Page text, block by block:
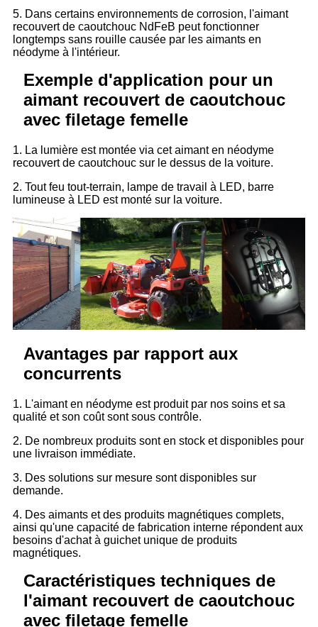
5. Dans certains environnements de corrosion, l'aimant
recouvert de caoutchouc NdFeB peut fonctionner
longtemps sans rouille causée par les aimants en
néodyme à l'intérieur.
Exemple d'application pour un
aimant recouvert de caoutchouc
avec filetage femelle
1. La lumière est montée via cet aimant en néodyme
recouvert de caoutchouc sur le dessus de la voiture.
2. Tout feu tout-terrain, lampe de travail à LED, barre
lumineuse à LED est monté sur la voiture.
Avantages par rapport aux
concurrents
1. L'aimant en néodyme est produit par nos soins et sa
qualité et son coût sont sous contrôle.
2. De nombreux produits sont en stock et disponibles pour
une livraison immédiate.
3. Des solutions sur mesure sont disponibles sur
demande.
4. Des aimants et des produits magnétiques complets,
ainsi qu'une capacité de fabrication interne répondent aux
besoins d'achat à guichet unique de produits
magnétiques.
Caractéristiques techniques de
l'aimant recouvert de caoutchouc
avec filetage femelle